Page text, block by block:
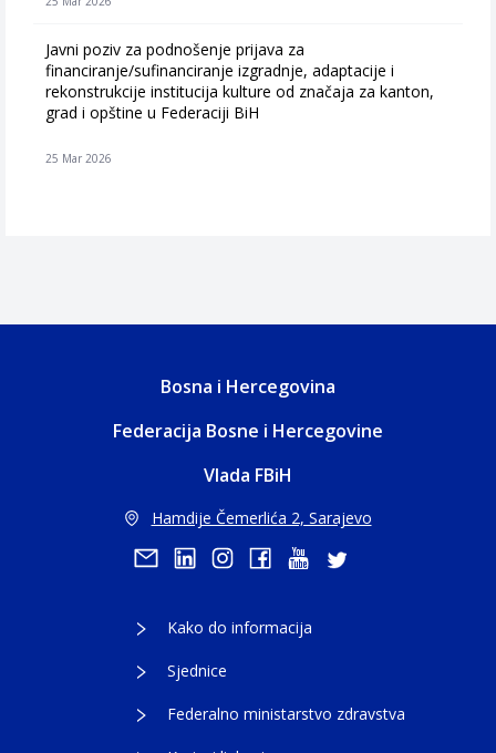
Javni poziv za podnošenje prijava za
financiranje/sufinanciranje izgradnje, adaptacije i
rekonstrukcije institucija kulture od značaja za kanton,
grad i opštine u Federaciji BiH
25 Mar 2026
Bosna i Hercegovina
Federacija Bosne i Hercegovine
Vlada FBiH
Hamdije Čemerlića 2, Sarajevo
Kako do informacija
Sjednice
Federalno ministarstvo zdravstva